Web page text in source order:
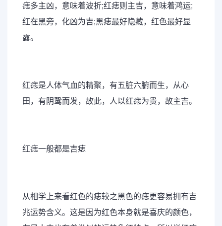
痣多主凶，意味着波折;红痣则主吉，意味着鸿运;
红在黑旁，化凶为吉;黑痣最好隐藏，红色最好显
露。
红痣是人体气血的精聚，有五脏六腑而生，从心
田，有阴鸷而发，故此，人以红痣为贵，故主吉。
红痣一般都是吉痣
从相学上来看红色的痣较之黑色的痣更容易拥有吉
兆运势含义。这是因为红色本身就是喜庆的颜色，